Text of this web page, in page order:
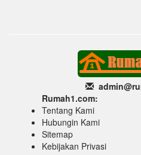
Rumah1.com:
Tentang Kami
Hubungin Kami
Sitemap
Kebijakan Privasi